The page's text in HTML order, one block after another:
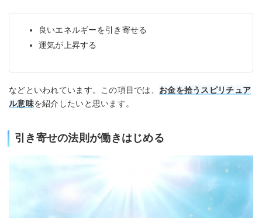
良いエネルギーを引き寄せる
運気が上昇する
などといわれています。この項目では、 お金を拾うスピリチュア
ル意味を紹介したいと思います。
引き寄せの法則が働きはじめる